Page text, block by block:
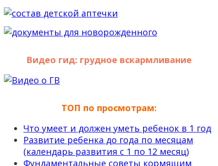
Видео гид: грудное вскармливание
ТОП по просмотрам:
Что умеет и должен уметь ребенок в 1 год
Развитие ребенка до года по месяцам
(календарь развития с 1 по 12 месяц)
Фундаментальные советы кормящим